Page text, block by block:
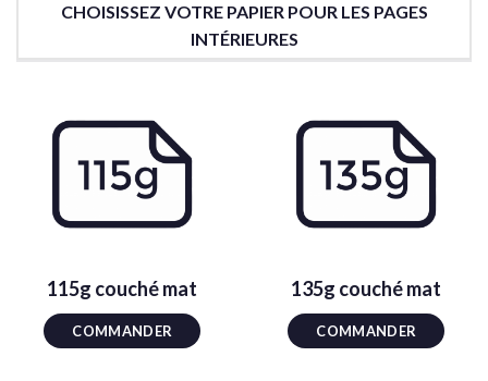
CHOISISSEZ VOTRE PAPIER POUR LES PAGES
INTÉRIEURES
115g couché mat
COMMANDER
135g couché mat
COMMANDER